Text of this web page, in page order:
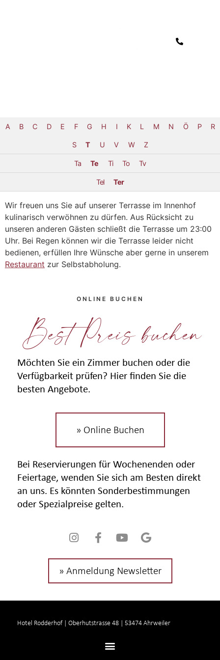
A B C D E F G H I K L M N Ö P R
S T U V W Z
Ta Te Ti To Tv
Tel Ter
Wir freuen uns Sie auf unserer Terrasse im Innenhof
kulinarisch verwöhnen zu dürfen. Aus Rücksicht zu
unseren anderen Gästen schließt die Terrasse um 23:00
Uhr. Bei Regen können wir die Terrasse leider nicht
bedienen, erfüllen Ihre Wünsche aber gerne in unserem
Restaurant zur Selbstabholung.
ONLINE BUCHEN
Best Preis buchen
Möchten Sie ein Zimmer buchen oder die
Verfügbarkeit prüfen? Hier finden Sie die
besten Angebote.
» Online Buchen
Bei Reservierungen für Wochenenden oder
Feiertage, wenden Sie sich am Besten direkt
an uns. Es könnten Sonderbestimmungen
oder Spezialpreise gelten.
» Anmeldung Newsletter
Hotel Rodderhof | Oberhutstrasse 48 | 53474 Ahrweiler